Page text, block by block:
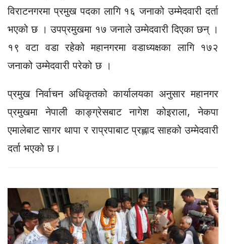
विराटनगरमा प्रमुख पदका लागि १६ जनाको उम्मेदवारी दर्ता
भएको छ । उपप्रमुखमा १७ जनाले उम्मेदवारी दिएका छन् ।
१९ वटा वडा रहेको महानगरमा वडाध्यक्षका लागि १७२
जनाको उम्मेदवारी परेको छ ।
प्रमुख निर्वाचन अधिकृतको कार्यालयका अनुसार महानगर
प्रमुखमा नेपाली काङ्ग्रेसबाट नागेश कोइराला, नेकपा
एमालेबाट सागर थापा र राप्रपाबाट प्रह्लाद साहको उम्मेदवारी
दर्ता भएको छ।